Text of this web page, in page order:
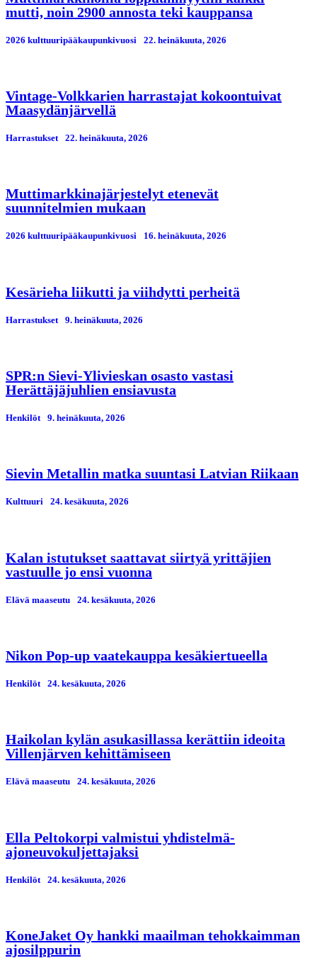
mutti, noin 2900 annosta teki kauppansa
2026 kulttuuripääkaupunkivuosi 22. heinäkuuta, 2026
Vintage-Volkkarien harrastajat kokoontuivat
Maasydänjärvellä
Harrastukset 22. heinäkuuta, 2026
Muttimarkkinajärjestelyt etenevät
suunnitelmien mukaan
2026 kulttuuripääkaupunkivuosi 16. heinäkuuta, 2026
Kesärieha liikutti ja viihdytti perheitä
Harrastukset 9. heinäkuuta, 2026
SPR:n Sievi-Ylivieskan osasto vastasi
Herättäjäjuhlien ensiavusta
Henkilöt 9. heinäkuuta, 2026
Sievin Metallin matka suuntasi Latvian Riikaan
Kulttuuri 24. kesäkuuta, 2026
Kalan istutukset saattavat siirtyä yrittäjien
vastuulle jo ensi vuonna
Elävä maaseutu 24. kesäkuuta, 2026
Nikon Pop-up vaatekauppa kesäkiertueella
Henkilöt 24. kesäkuuta, 2026
Haikolan kylän asukasillassa kerättiin ideoita
Villenjärven kehittämiseen
Elävä maaseutu 24. kesäkuuta, 2026
Ella Peltokorpi valmistui yhdistelmä-
ajoneuvokuljettajaksi
Henkilöt 24. kesäkuuta, 2026
KoneJaket Oy hankki maailman tehokkaimman
ajosilppurin